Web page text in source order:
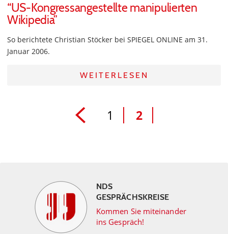
“US-Kongressangestellte manipulierten
Wikipedia”
So berichtete Christian Stöcker bei SPIEGEL ONLINE am 31.
Januar 2006.
WEITERLESEN
1 2
NDS
GESPRÄCHSKREISE
Kommen Sie miteinander
ins Gespräch!